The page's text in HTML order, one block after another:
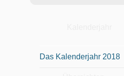
Das Kalenderjahr 2018